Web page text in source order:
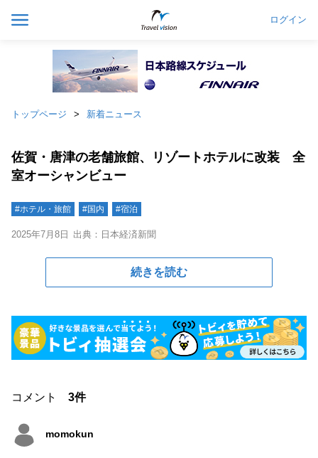
ログイン
トップページ 新着ニュース
佐賀・唐津の老舗旅館、リゾートホテルに改装 全
室オーシャンビュー
#ホテル・旅館 #国内 #宿泊
2025年7月8日 出典：日本経済新聞
続きを読む
コメント 3件
momokun